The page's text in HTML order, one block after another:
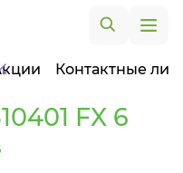
Контактные
FX 6